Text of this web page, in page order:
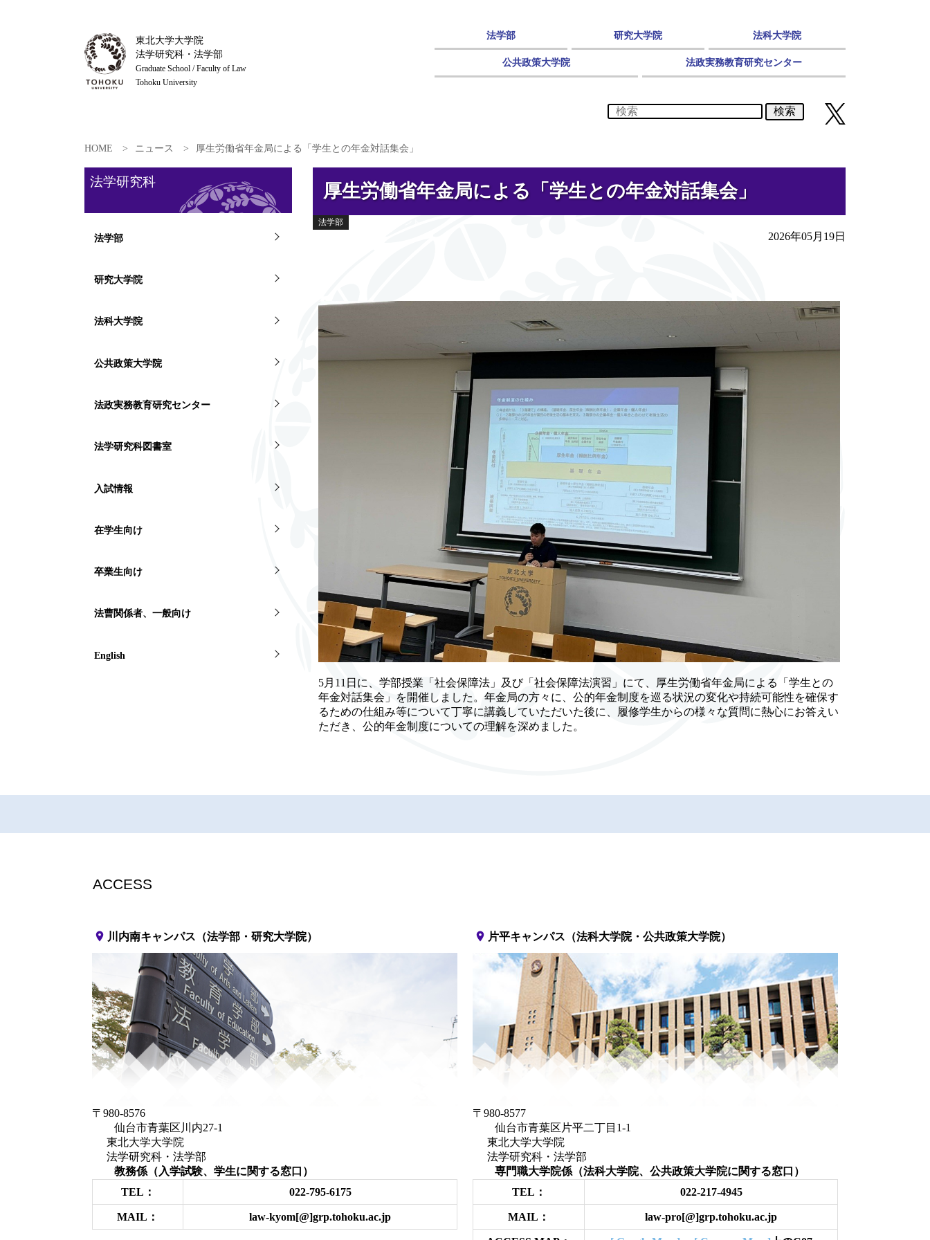
東北大学大学院
法学研究科・法学部
Graduate School / Faculty of Law
Tohoku University
法学部 研究大学院 法科大学院
公共政策大学院 法政実務教育研究センター
検索
HOME ニュース 厚生労働省年金局による「学生との年金対話集会」
厚生労働省年金局による「学生との年金対話集会」
法学部
2026年05月19日
5月11日に、学部授業「社会保障法」及び「社会保障法演習」にて、厚生労働省年金局による「学生との
年金対話集会」を開催しました。年金局の方々に、公的年金制度を巡る状況の変化や持続可能性を確保す
るための仕組み等について丁寧に講義していただいた後に、履修学生からの様々な質問に熱心にお答えい
ただき、公的年金制度についての理解を深めました。
法学研究科
法学部
研究大学院
法科大学院
公共政策大学院
法政実務教育研究センター
法学研究科図書室
入試情報
在学生向け
卒業生向け
法曹関係者、一般向け
English
ACCESS
place 川内南キャンパス（法学部・研究大学院）
〒980-8576
仙台市青葉区川内27-1
東北大学大学院
法学研究科・法学部
教務係（入学試験、学生に関する窓口）
TEL：
022-795-6175
MAIL： law-kyom[@]grp.tohoku.ac.jp
place 片平キャンパス（法科大学院・公共政策大学院）
〒980-8577
仙台市青葉区片平二丁目1-1
東北大学大学院
法学研究科・法学部
専門職大学院係（法科大学院、公共政策大学院に関する窓口）
TEL：
022-217-4945
MAIL： law-pro[@]grp.tohoku.ac.jp